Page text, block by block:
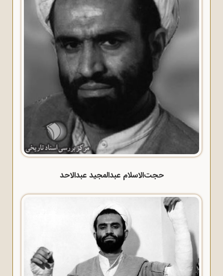
حجت‌الاسلام عبدالمجید عبدالاحد